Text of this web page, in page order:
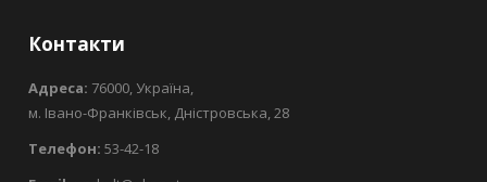
Контакти
Адреса: 76000, Україна,
м. Івано-Франківськ, Дністровська, 28
Телефон: 53-42-18